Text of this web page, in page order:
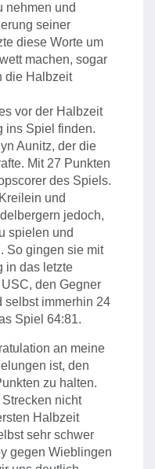
nehmen und
seiner
diese Worte um
machen, sogar
die Halbzeit
vor der Halbzeit
ins Spiel finden.
Aunitz, der die
Mit 27 Punkten
des Spiels.
und
jedoch,
spielen und
So gingen sie mit
in das letzte
den Gegner
selbst immerhin 24
Spiel 64:81.
an meine
ist, den
zu halten.
nicht
Halbzeit
sehr schwer
gegen Wieblingen